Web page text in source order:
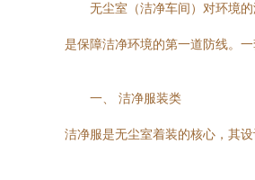
无尘室（洁净车间）对环境
是保障洁净环境的第一道防线。
一、 洁净服装类
洁净服是无尘室着装的核心，其